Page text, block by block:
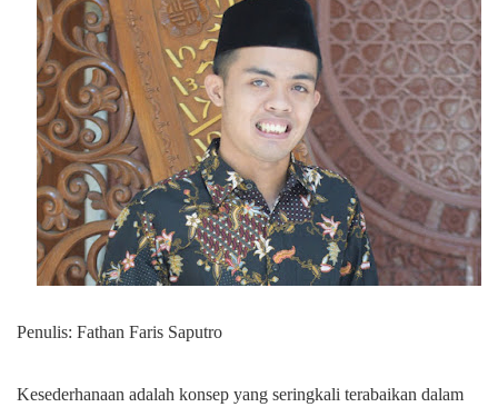
Penulis: Fathan Faris Saputro
Kesederhanaan adalah konsep yang seringkali terabaikan dalam